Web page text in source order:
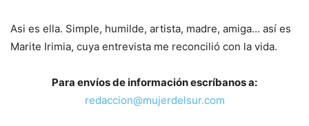
Asi es ella. Simple, humilde, artista, madre, amiga… así es
Marite Irimia, cuya entrevista me reconcilió con la vida.
Para envíos de información escríbanos a:
redaccion@mujerdelsur.com